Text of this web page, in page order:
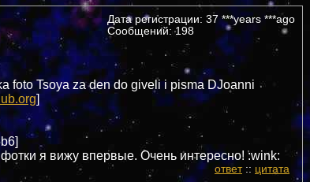
Дата регистрации: 37 ***years ***ago
Сообщений: 198
foto Tsoya za den do giveli i pisma DJoanni
]
я вижу впервые. Очень интересно! :wink:
ответ:: цитата